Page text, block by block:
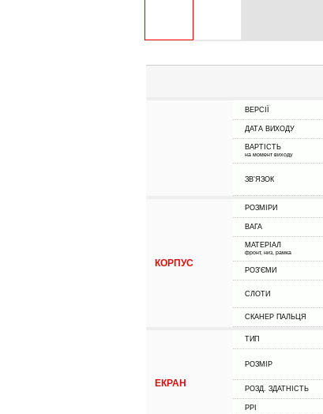
ВЕРСІЇ
ДАТА ВИХОДУ
ВАРТІСТЬ
на момент виходу
ЗВ'ЯЗОК
КОРПУС
РОЗМІРИ
ВАГА
МАТЕРІАЛ
фронт, низ, рамка
РОЗ'ЄМИ
СЛОТИ
СКАНЕР ПАЛЬЦЯ
ЕКРАН
ТИП
РОЗМІР
РОЗД. ЗДАТНІСТЬ
PPI